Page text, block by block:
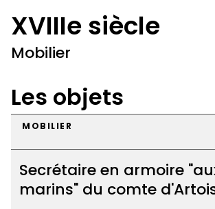
XVIIIe siècle
Mobilier
Les objets
MOBILIER
Secrétaire en armoire
marins" du comte